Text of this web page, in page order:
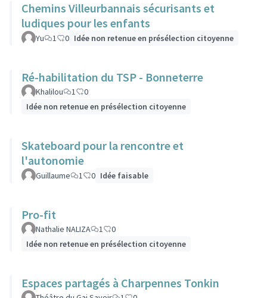
Chemins Villeurbannais sécurisants et
ludiques pour les enfants
Yu 1 0 Idée non retenue en présélection citoyenne
Ré-habilitation du TSP - Bonneterre
Khalilou 1
0
Idée non retenue en présélection citoyenne
Skateboard pour la rencontre et
l'autonomie
Guillaume 1 0 Idée faisable
Pro-fit
Nathalie NALIZA 1
0
Idée non retenue en présélection citoyenne
Espaces partagés à Charpennes Tonkin